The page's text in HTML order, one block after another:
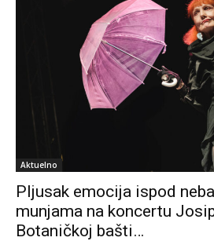
Aktuelno
Pljusak emocija ispod
munjama na koncertu
Botaničkoj bašti…